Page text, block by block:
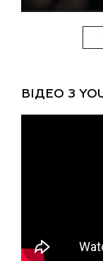
ВІДЕО З